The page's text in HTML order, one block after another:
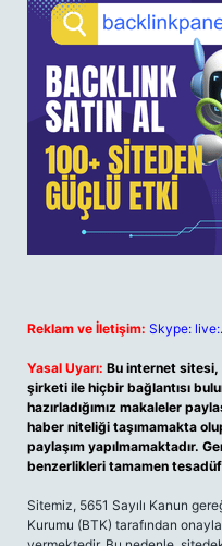
Reklam ve İletişim: Skype:
Yasal Uyarı: Bu internet sitesi,
şirketi ile hiçbir bağlantısı
hazırladığımız makaleler
haber niteliği taşımamakta
paylaşım yapılmamaktadır.
benzerlikleri tamamen
Sitemiz, 5651 Sayılı Kanun
Kurumu (BTK) tarafından